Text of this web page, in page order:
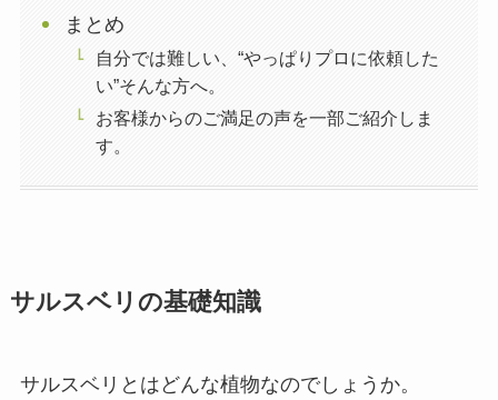
まとめ
自分では難しい、“やっぱりプロに依頼した
い”そんな方へ。
お客様からのご満足の声を一部ご紹介しま
す。
サルスベリの基礎知識
サルスベリとはどんな植物なのでしょうか。